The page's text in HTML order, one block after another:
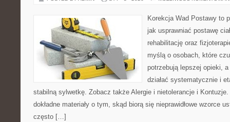
Korekcja Wad Postawy to
jak usprawniać postawę
rehabilitację oraz
myślą o osobach, które
potrzebują lepszej opieki,
działać systematycznie i
stabilną sylwetkę. Zobacz także Alergie i nietolerancje i
dokładne materiały o tym, skąd biorą się nieprawidłowe wzorce
często […]